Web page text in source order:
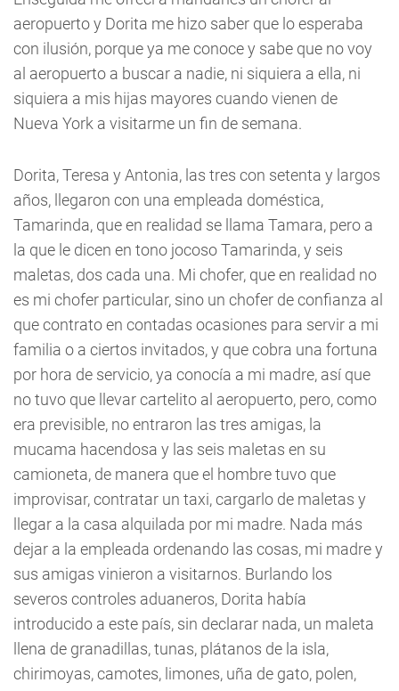
aeropuerto y Dorita me hizo saber que lo esperaba
con ilusión, porque ya me conoce y sabe que no voy
al aeropuerto a buscar a nadie, ni siquiera a ella, ni
siquiera a mis hijas mayores cuando vienen de
Nueva York a visitarme un fin de semana.
Dorita, Teresa y Antonia, las tres con setenta y largos
años, llegaron con una empleada doméstica,
Tamarinda, que en realidad se llama Tamara, pero a
la que le dicen en tono jocoso Tamarinda, y seis
maletas, dos cada una. Mi chofer, que en realidad no
es mi chofer particular, sino un chofer de confianza al
que contrato en contadas ocasiones para servir a mi
familia o a ciertos invitados, y que cobra una fortuna
por hora de servicio, ya conocía a mi madre, así que
no tuvo que llevar cartelito al aeropuerto, pero, como
era previsible, no entraron las tres amigas, la
mucama hacendosa y las seis maletas en su
camioneta, de manera que el hombre tuvo que
improvisar, contratar un taxi, cargarlo de maletas y
llegar a la casa alquilada por mi madre. Nada más
dejar a la empleada ordenando las cosas, mi madre y
sus amigas vinieron a visitarnos. Burlando los
severos controles aduaneros, Dorita había
introducido a este país, sin declarar nada, un maleta
llena de granadillas, tunas, plátanos de la isla,
chirimoyas, camotes, limones, uña de gato, polen,